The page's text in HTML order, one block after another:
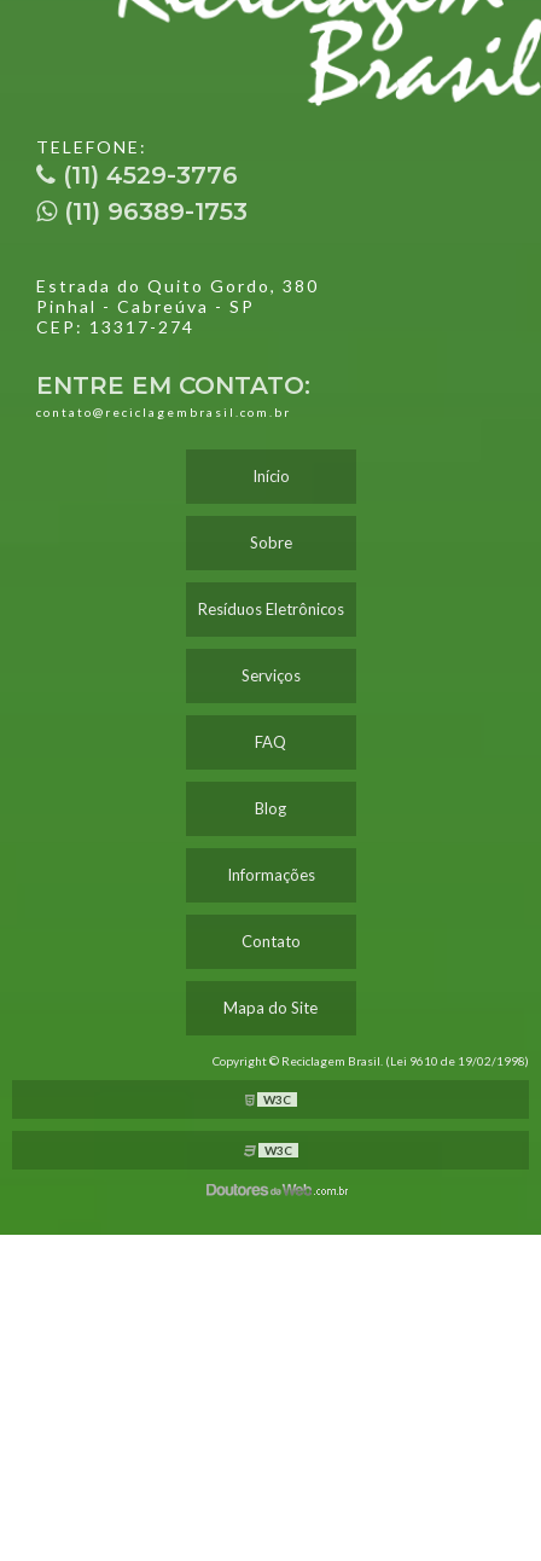
TELEFONE:
(11) 4529-3776
(11) 96389-1753
Estrada do Quito Gordo, 380
Pinhal - Cabreúva - SP
CEP: 13317-274
ENTRE EM CONTATO:
contato@reciclagembrasil.com.br
Início
Sobre
Resíduos Eletrônicos
Serviços
FAQ
Blog
Informações
Contato
Mapa do Site
Copyright © Reciclagem Brasil. (Lei 9610 de 19/02/1998)
W3C
W3C